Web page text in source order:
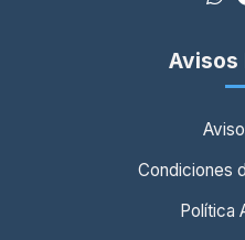
Avisos
Condiciones
Política